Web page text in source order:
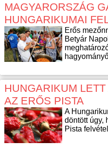
MAGYARORSZÁG
HUNGARIKUMAI
Erős
Betyár
HUNGARIKUM
AZ ERŐS PISTA
A
döntött úgy,
Pista